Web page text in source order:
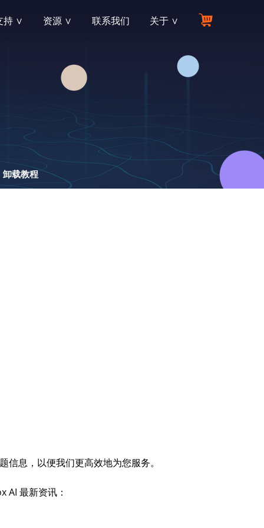
多种数据丢失场景
和OpenOffice等
持 ∨
、支付与退款
交付与下载
资源 ∨
您所需要的所有答案
了解数据恢复专业信息和行业新动态
产品博客
阅读数据恢复的热门文章和视频
联系我们 关于 ∨
致力于提供最可靠有效的各类软件产品
高需求的产品，全程的服务支持，令人心动的折扣
合作伙伴
联合营销，激活渠道网络，开发深度市场
卸载教程
信息，以便我们更高效地为您服务。
AI 最新资讯：